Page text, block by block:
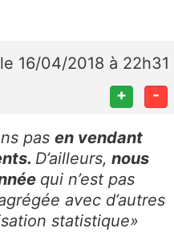
le 16/04/2018 à 22h31
+ -
pas en vendant
. D’ailleurs, nous
qui n’est pas
avec d’autres
statistique»